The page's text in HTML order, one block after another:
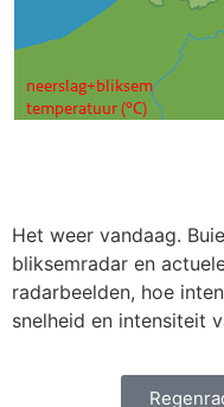
Het weer vandaag.
bliksemradar en
radarbeelden, hoe
snelheid en intensiteit